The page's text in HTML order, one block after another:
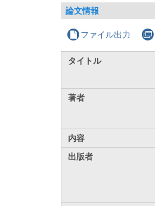
論文情報
ファイル出力
タイトル
著者
内容
出版者